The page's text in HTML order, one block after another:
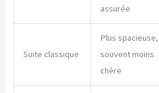
assurée
Suite classique
Plus spacieuse,
souvent moins
chère